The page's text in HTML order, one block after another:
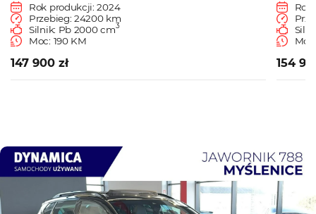
Rok produkcji: 2024
Przebieg: 24200 km
Silnik: Pb 2000 cm3
Moc: 190 KM
147 900 zł
Rok
154